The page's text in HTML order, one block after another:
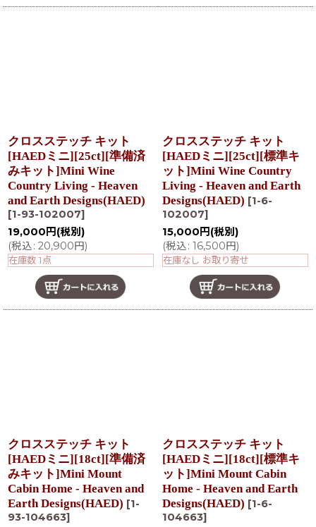
クロスステッチ キット
[HAEDミニ][25ct][準備済
みキット]Mini Wine
Country Living - Heaven
and Earth Designs(HAED)
[1-93-102007]
19,000 円 (税別)
(税込: 20,900円)
在庫数 1点
クロスステッチ キット
[HAEDミニ][25ct][標準キ
ット]Mini Wine Country
Living - Heaven and Earth
Designs(HAED) [1-6-
102007]
15,000 円 (税別)
(税込: 16,500円)
在庫なし お取り寄せ
クロスステッチ キット
[HAEDミニ][18ct][準備済
みキット]Mini Mount
Cabin Home - Heaven and
Earth Designs(HAED) [1-
93-104663]
クロスステッチ キット
[HAEDミニ][18ct][標準キ
ット]Mini Mount Cabin
Home - Heaven and Earth
Designs(HAED) [1-6-
104663]